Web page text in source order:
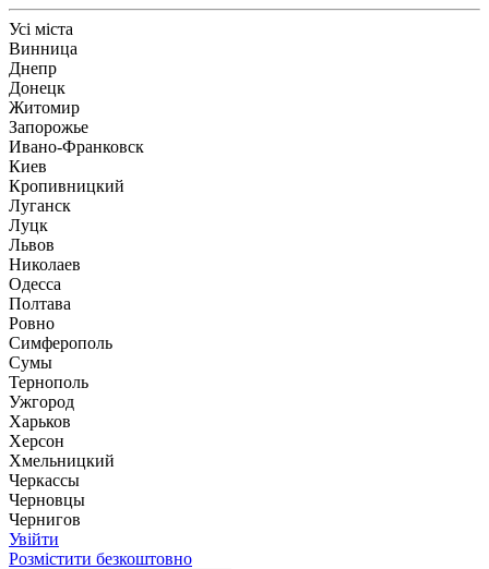
Усі міста
Винница
Днепр
Донецк
Житомир
Запорожье
Ивано-Франковск
Киев
Кропивницкий
Луганск
Луцк
Львов
Николаев
Одесса
Полтава
Ровно
Симферополь
Сумы
Тернополь
Ужгород
Харьков
Херсон
Хмельницкий
Черкассы
Чернoвцы
Чернигов
Увійти
Розмістити безкоштовно